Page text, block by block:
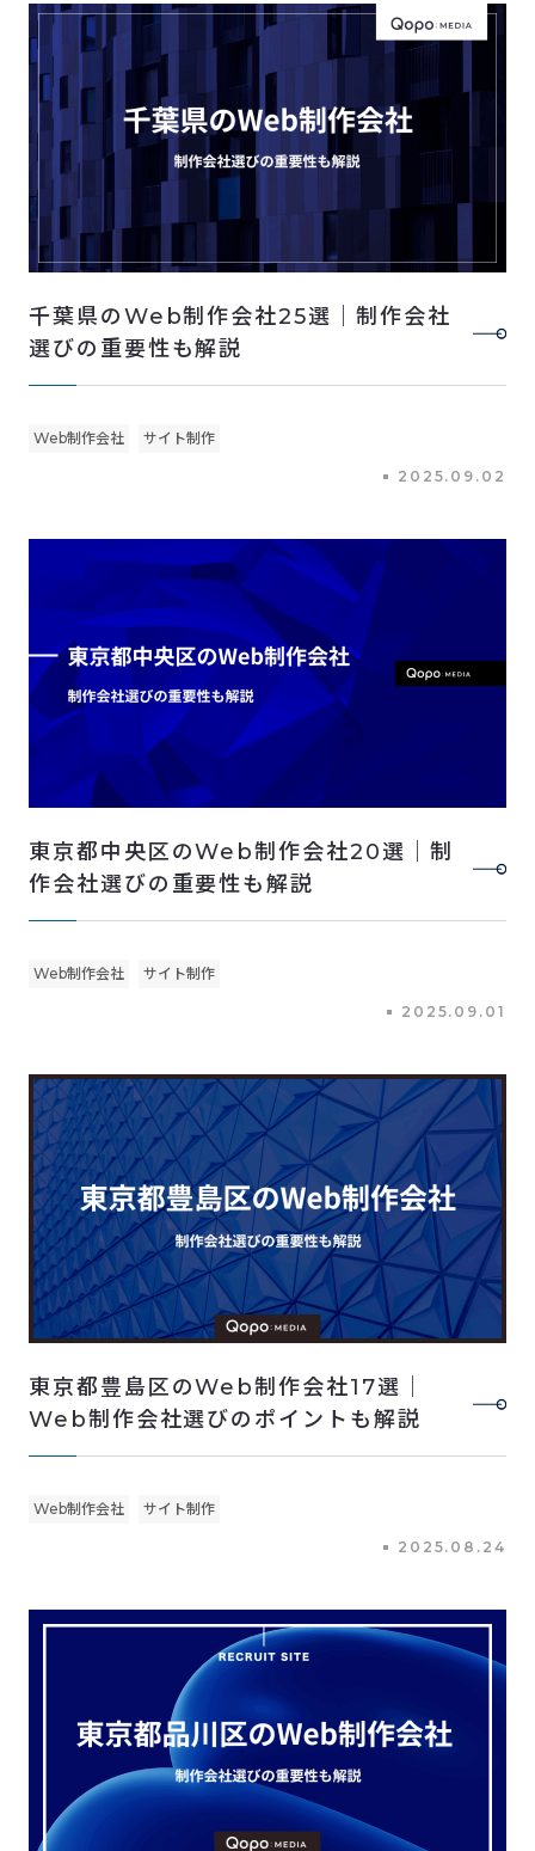
千葉県のWeb制作会社25選｜制作会社
選びの重要性も解説
Web制作会社 サイト制作
2025.09.02
東京都中央区のWeb制作会社20選｜制
作会社選びの重要性も解説
Web制作会社 サイト制作
2025.09.01
東京都豊島区のWeb制作会社17選｜
Web制作会社選びのポイントも解説
Web制作会社 サイト制作
2025.08.24